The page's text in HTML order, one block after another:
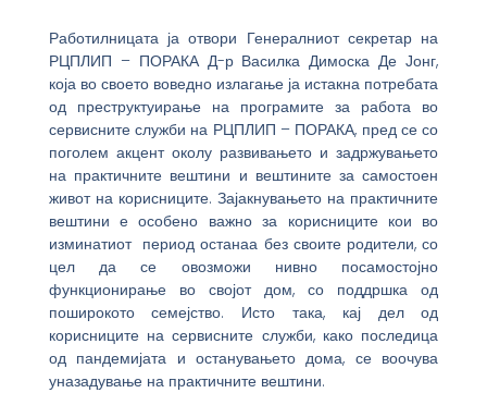
Работилницата ја отвори Генералниот секретар на
РЦПЛИП – ПОРАКА Д-р Василка Димоска Де Јонг,
која во своето воведно излагање ја истакна потребата
од преструктуирање на програмите за работа во
сервисните служби на РЦПЛИП – ПОРАКА, пред се со
поголем акцент околу развивањето и задржувањето
на практичните вештини и вештините за самостоен
живот на корисниците. Зајакнувањето на практичните
вештини е особено важно за корисниците кои во
изминатиот период останаа без своите родители, со
цел да се овозможи нивно посамостојно
функционирање во својот дом, со поддршка од
поширокото семејство. Исто така, кај дел од
корисниците на сервисните служби, како последица
од пандемијата и останувањето дома, се воочува
уназадување на практичните вештини.